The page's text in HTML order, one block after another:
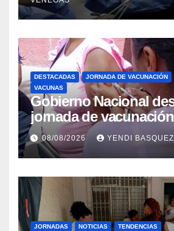
beneficiar a cientos
DESTACADAS JORNADA DE VACUNACIÓN
VACUNAS
Gobierno Nacional
jornada de
Guaira para garantizar
epidemiológica
08/08/2026 YENDI BASQUEZ
JORNADAS NOTICIAS TENDENCIAS